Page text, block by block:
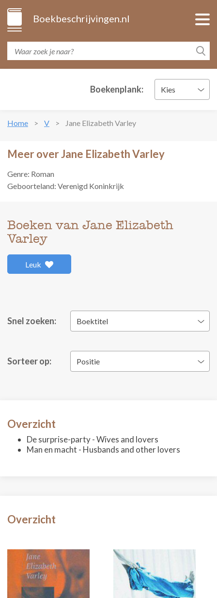
Boekbeschrijvingen.nl
Boekenplank: Kies
Home V Jane Elizabeth Varley
Meer over Jane Elizabeth Varley
Genre: Roman
Geboorteland: Verenigd Koninkrijk
Boeken van Jane Elizabeth
Varley
Leuk
Snel zoeken: Boektitel
Sorteer op: Positie
Overzicht
De surprise-party - Wives and lovers
Man en macht - Husbands and other lovers
Overzicht